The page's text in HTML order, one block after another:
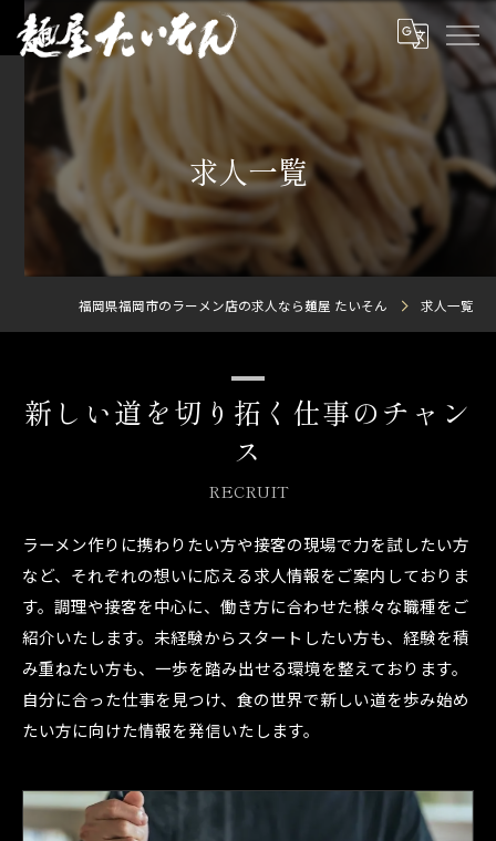
求人一覧
福岡県福岡市のラーメン店の求人なら麺屋 たいそん 求人一覧
新しい道を切り拓く仕事のチャン
ス
RECRUIT
ラーメン作りに携わりたい方や接客の現場で力を試したい方
など、それぞれの想いに応える求人情報をご案内しておりま
す。調理や接客を中心に、働き方に合わせた様々な職種をご
紹介いたします。未経験からスタートしたい方も、経験を積
み重ねたい方も、一歩を踏み出せる環境を整えております。
自分に合った仕事を見つけ、食の世界で新しい道を歩み始め
たい方に向けた情報を発信いたします。